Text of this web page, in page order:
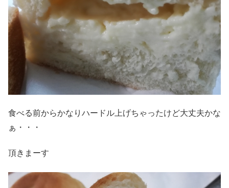
食べる前からかなりハードル上げちゃったけど大丈夫かな
ぁ・・・
頂きまーす